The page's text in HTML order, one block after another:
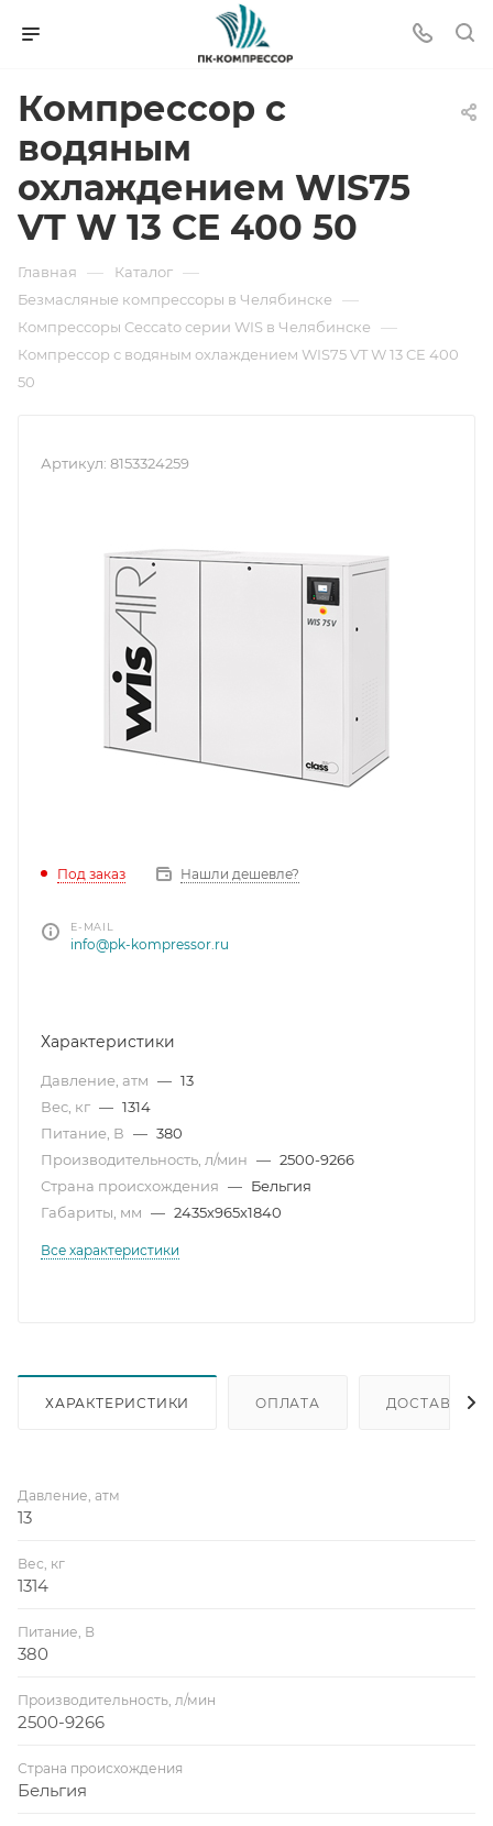
Компрессор с
водяным
охлаждением WIS75
VT W 13 CE 400 50
Главная — Каталог —
Безмасляные компрессоры в Челябинске —
Компрессоры Ceccato серии WIS в Челябинске —
Компрессор с водяным охлаждением WIS75 VT W 13 CE 400
50
Артикул: 8153324259
Под заказ Нашли дешевле?
E-MAIL
info@pk-kompressor.ru
Характеристики
Давление, атм — 13
Вес, кг — 1314
Питание, В — 380
Производительность, л/мин — 2500-9266
Страна происхождения — Бельгия
Габариты, мм — 2435x965x1840
Все характеристики
ХАРАКТЕРИСТИКИ ОПЛАТА ДОСТАВКА
Давление, атм
13
Вес, кг
1314
Питание, В
380
Производительность, л/мин
2500-9266
Страна происхождения
Бельгия